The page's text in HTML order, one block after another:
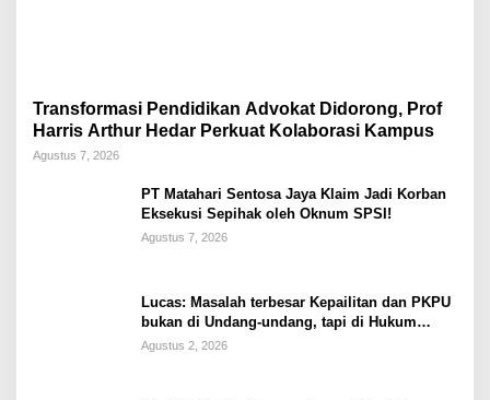
Transformasi Pendidikan Advokat Didorong, Prof
Harris Arthur Hedar Perkuat Kolaborasi Kampus
Agustus 7, 2026
PT Matahari Sentosa Jaya Klaim Jadi Korban
Eksekusi Sepihak oleh Oknum SPSI!
Agustus 7, 2026
Lucas: Masalah terbesar Kepailitan dan PKPU
bukan di Undang-undang, tapi di Hukum
Acara!!!
Agustus 2, 2026